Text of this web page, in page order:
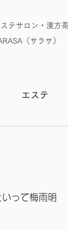
テサロン・漢方
（サラサ）
エステ
って梅雨明